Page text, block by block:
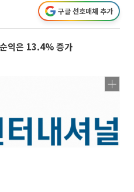
구글 선호매체 추가
익은 13.4% 증가